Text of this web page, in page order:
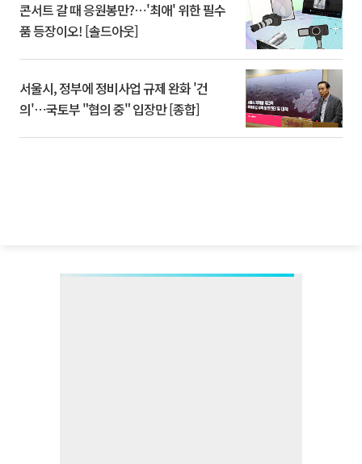
콘서트 갈 때 응원봉만?⋯'최애' 위한 필수
품 등장이오! [솔드아웃]
서울시, 정부에 정비사업 규제 완화 '건
의'⋯국토부 "협의 중" 입장만 [종합]